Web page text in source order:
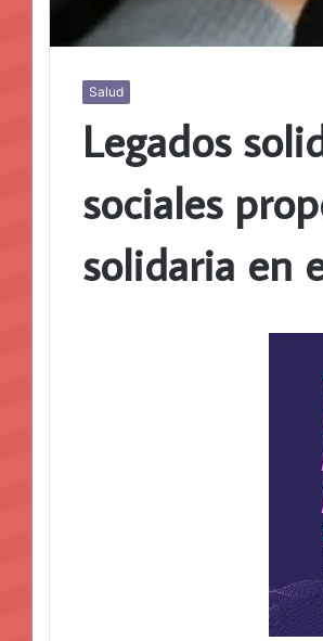
Salud
Legados
sociales
solidaria en